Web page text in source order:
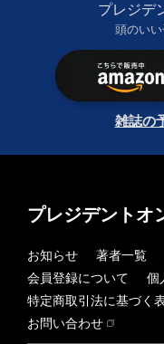
プレジデ
頭のい
雑誌の
プレジデントオ
お知らせ 著者一覧
会員登録について
個
特定商取引法に基づく
お問い合わせ